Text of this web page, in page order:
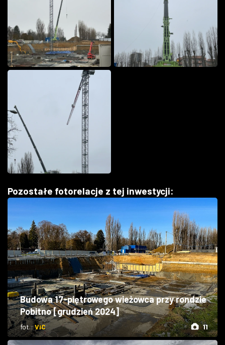
Pozostałe fotorelacje z tej inwestycji:
Budowa 17-piętrowego wieżowca przy rondzie
Pobitno [grudzień 2024]
fot.:ViC 11